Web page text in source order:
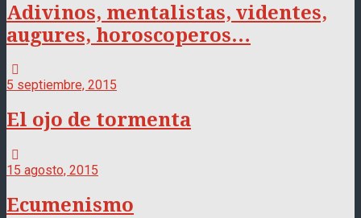
Adivinos, mentalistas, videntes,
augures, horoscoperos…
5 septiembre, 2015
El ojo de tormenta
15 agosto, 2015
Ecumenismo